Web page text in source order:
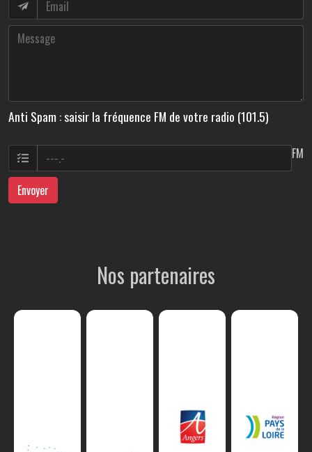
Anti Spam : saisir la fréquence FM de votre radio (101.5)
FM
Envoyer
Nos partenaires